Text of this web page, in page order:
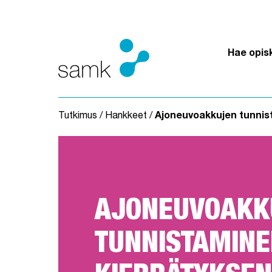
Hae
Tutkimus / Hankkeet / Ajoneuvoakkujen